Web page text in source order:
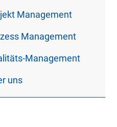
Management
Management
Management
uns